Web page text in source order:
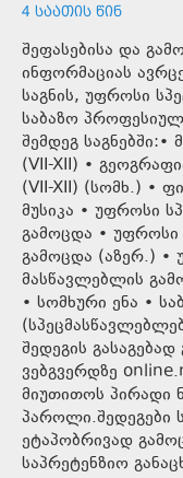
4 ᲡᲐᲐᲗᲘᲡ ᲬᲘᲜ
შეფასებისა და
ინფორმაციას
საგნის, უფროსი
საბაზო
შემდეგ საგნებში:•
(VII-XII) •
(VII-XII) (სომხ.) •
მუსიკა • უფროსი
გამოცდა •
გამოცდა (აზერ.) •
მასწავლებლის
• სომხური ენა •
შედეგის
ვებგვერდზე
მიუთითოს პირადი
პაროლი.შედეგები
ეტაპობრივად
საპრეტენზიო